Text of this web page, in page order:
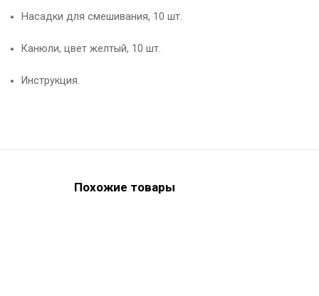
Насадки для смешивания, 10 шт.
Канюли, цвет желтый, 10 шт.
Инструкция.
Похожие товары